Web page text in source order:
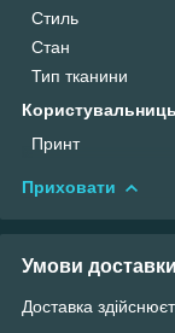
Стиль
Стан
Тип тканини
Принт
Приховати
Умови доставки
Доставка